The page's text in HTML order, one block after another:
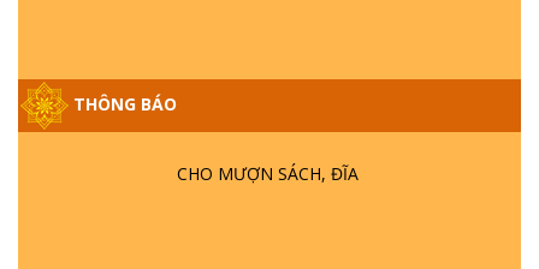
THÔNG BÁO
CHO MƯỢN SÁCH, ĐĨA
HỘI GÌ? TỬ VÌ ĐẠO